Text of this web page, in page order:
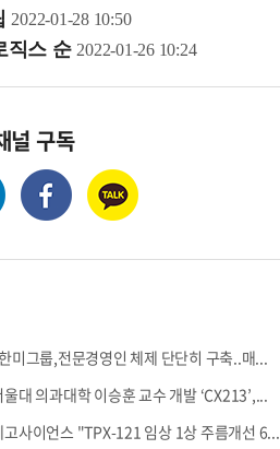
2022-01-28 10:50
직스 순2022-01-26 10:24
널 구독
미그룹,전문경영인 체제 단단히 구축..매...
울대 의과대학 이승훈 교수 개발 ‘CX213’,...
고사이언스 "TPX-121 임상 1상 주름개선 6...